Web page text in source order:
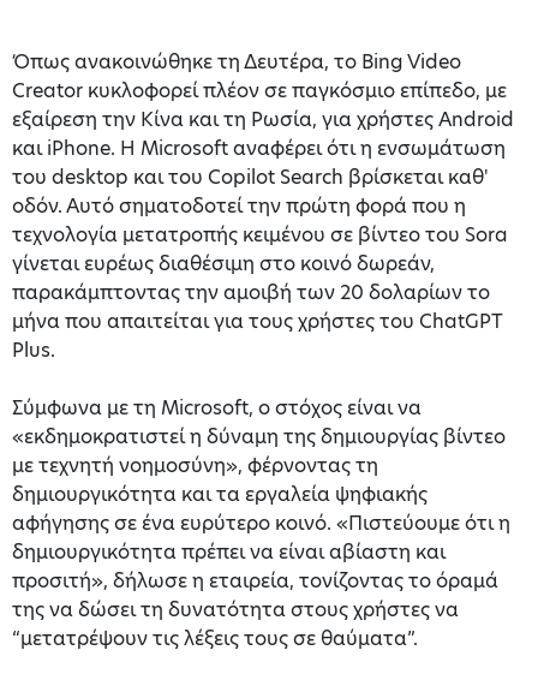
Όπως ανακοινώθηκε τη Δευτέρα, το Bing Video
Creator κυκλοφορεί πλέον σε παγκόσμιο επίπεδο, με
εξαίρεση την Κίνα και τη Ρωσία, για χρήστες Android
και iPhone. Η Microsoft αναφέρει ότι η ενσωμάτωση
του desktop και του Copilot Search βρίσκεται καθ'
οδόν. Αυτό σηματοδοτεί την πρώτη φορά που η
τεχνολογία μετατροπής κειμένου σε βίντεο του Sora
γίνεται ευρέως διαθέσιμη στο κοινό δωρεάν,
παρακάμπτοντας την αμοιβή των 20 δολαρίων το
μήνα που απαιτείται για τους χρήστες του ChatGPT
Plus.
Σύμφωνα με τη Microsoft, ο στόχος είναι να
«εκδημοκρατιστεί η δύναμη της δημιουργίας βίντεο
με τεχνητή νοημοσύνη», φέρνοντας τη
δημιουργικότητα και τα εργαλεία ψηφιακής
αφήγησης σε ένα ευρύτερο κοινό. «Πιστεύουμε ότι η
δημιουργικότητα πρέπει να είναι αβίαστη και
προσιτή», δήλωσε η εταιρεία, τονίζοντας το όραμά
της να δώσει τη δυνατότητα στους χρήστες να
“μετατρέψουν τις λέξεις τους σε θαύματα”.